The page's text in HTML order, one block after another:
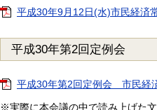
平成30年9月12日(水)市民経済
平成30年第2回定例会
平成30年第2回定例会 市民経
※実際に本会議の中で読み上げた